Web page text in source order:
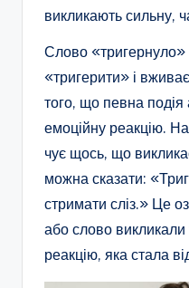
викликають сильну,
Слово
«тригерити» і
того, що певна подія
емоційну реакцію.
чує щось, що
можна сказати:
стримати сліз.» Це
або слово
реакцію, яка стала